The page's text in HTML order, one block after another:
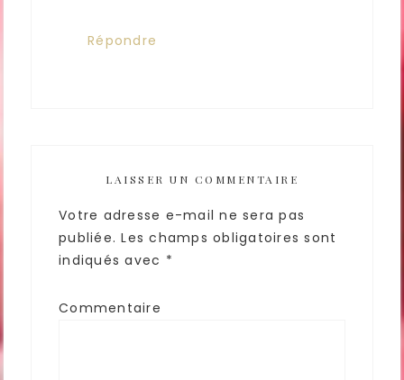
Répondre
LAISSER UN COMMENTAIRE
Votre adresse e-mail ne sera pas
publiée. Les champs obligatoires sont
indiqués avec *
Commentaire